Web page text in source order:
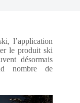
l’application
le produit ski
désormais
nombre de